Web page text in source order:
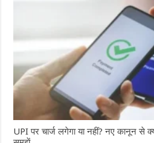
UPI पर चार्ज लगेगा या नहीं? नए कानून से